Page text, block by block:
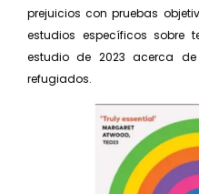
prejuicios con pruebas
estudios específicos sobre
estudio de 2023 acerca
refugiados.